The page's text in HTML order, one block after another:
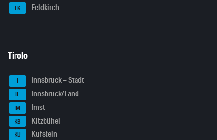
FK Feldkirch
Tirolo
I Innsbruck – Stadt
IL Innsbruck/Land
IM Imst
KB Kitzbühel
KU Kufstein